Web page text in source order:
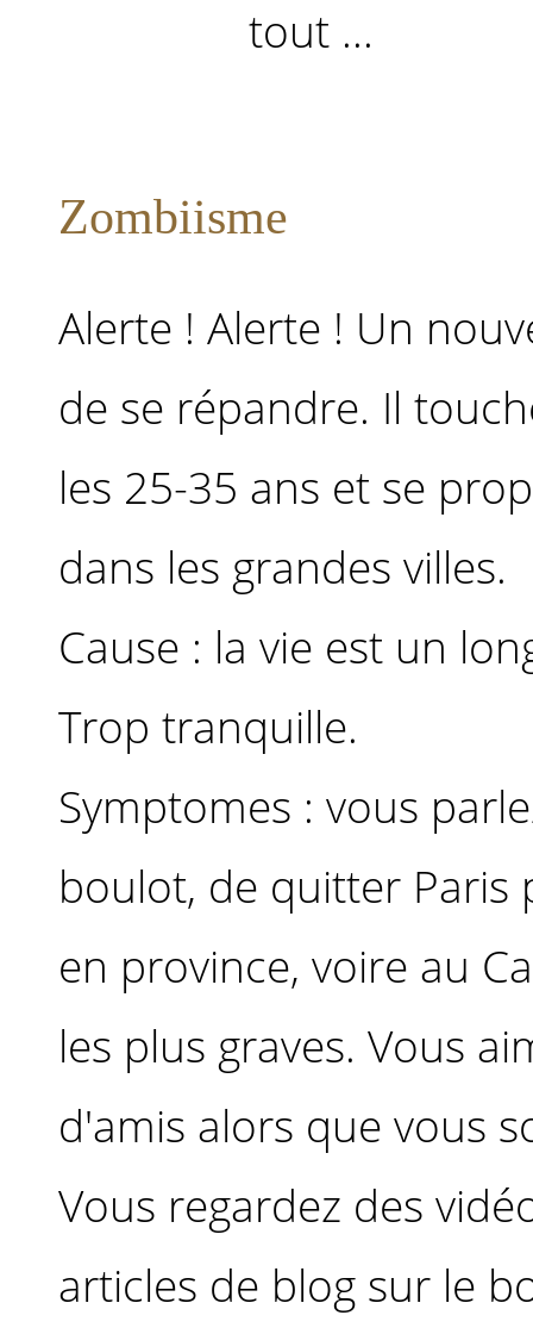
tout ...
Zombiisme
Alerte ! Alerte ! Un
de se répandre. Il
les 25-35 ans et se
dans les grandes villes.
Cause : la vie est un
Trop tranquille.
Symptomes : vous
boulot, de quitter Paris
en province, voire au
les plus graves. Vous
d'amis alors que vous
Vous regardez des
articles de blog sur le